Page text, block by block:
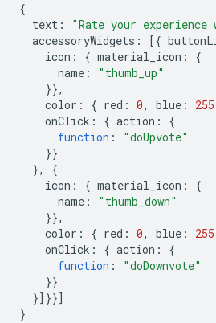
{
text : "Rate your
accessoryWidgets : [{
icon : { material_icon :
{
name :
"thumb_up"
}},
color : { red : 0, blue : 255
onClick : { action :
{
function :
"doUpvote"
}}
},
{
icon : { material_icon :
{
name :
"thumb_down"
}},
color : { red : 0, blue : 255
onClick : { action :
{
function :
"doDownvote"
}}
}]}}]
}